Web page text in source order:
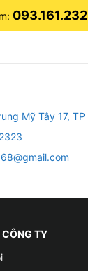
Mỹ Tây 17, TP
TY